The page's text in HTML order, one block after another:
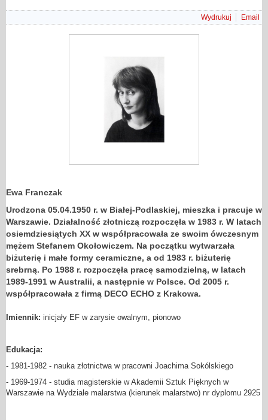
Wydrukuj Email
Ewa Franczak
Urodzona 05.04.1950 r. w Białej-Podlaskiej, mieszka i pracuje w
Warszawie. Działalność złotniczą rozpoczęła w 1983 r. W latach
osiemdziesiątych XX w współpracowała ze swoim ówczesnym
mężem Stefanem Okołowiczem. Na początku wytwarzała
biżuterię i małe formy ceramiczne, a od 1983 r. biżuterię
srebrną. Po 1988 r. rozpoczęła pracę samodzielną, w latach
1989-1991 w Australii, a następnie w Polsce. Od 2005 r.
współpracowała z firmą DECO ECHO z Krakowa.
Imiennik: inicjały EF w zarysie owalnym, pionowo
Edukacja:
- 1981-1982 - nauka złotnictwa w pracowni Joachima Sokólskiego
- 1969-1974 - studia magisterskie w Akademii Sztuk Pięknych w
Warszawie na Wydziale malarstwa (kierunek malarstwo) nr dyplomu 2925